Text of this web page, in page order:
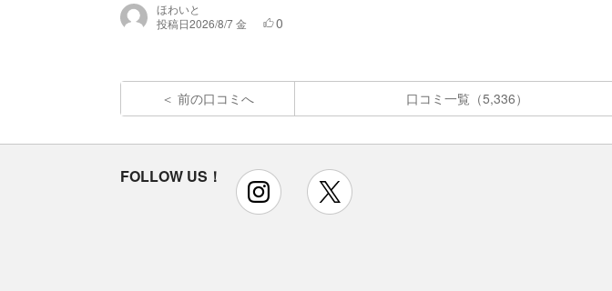
ほわいと
投稿日2026/8/7 金 0
前の口コミへ 口コミ一覧（5,336）
FOLLOW US！ instagram